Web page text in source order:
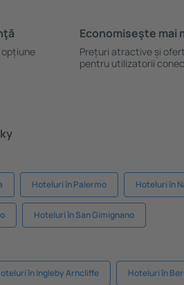
opțiune
Economiseşte mai
Prețuri atractive și
pentru utilizatorii
Hoteluri în Palermo Hoteluri în
Hoteluri în San Gimignano
în Ingleby Arncliffe Hoteluri în